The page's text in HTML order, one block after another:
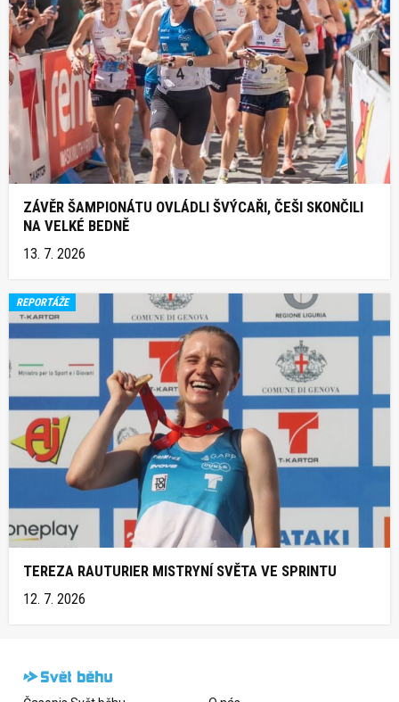
ZÁVĚR ŠAMPIONÁTU OVLÁDLI ŠVÝCAŘI, ČEŠI SKONČILI
NA VELKÉ BEDNĚ
13. 7. 2026
REPORTÁŽE
TEREZA RAUTURIER MISTRYNÍ SVĚTA VE SPRINTU
12. 7. 2026